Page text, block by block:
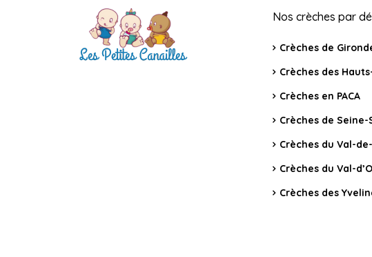
Nos crèches par
Crèches de
Crèches des
Crèches en PACA
Crèches de
Crèches du Val-
Crèches du Val-
Crèches des